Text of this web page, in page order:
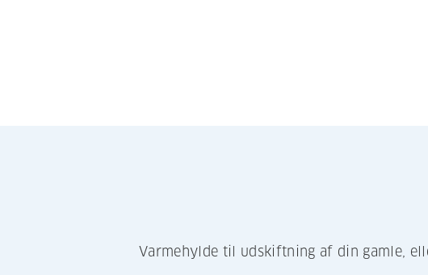
Varmehylde til udskiftning af din gamle,